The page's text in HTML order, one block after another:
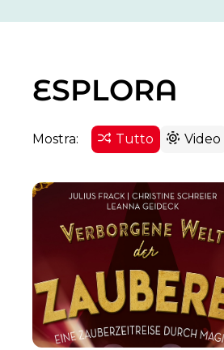
ESPLORA
Mostra: Tutto Video